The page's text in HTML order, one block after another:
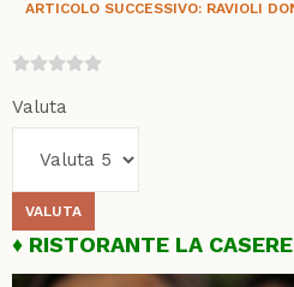
ARTICOLO SUCCESSIVO: RAVIOLI
Valuta
RISTORANTE LA